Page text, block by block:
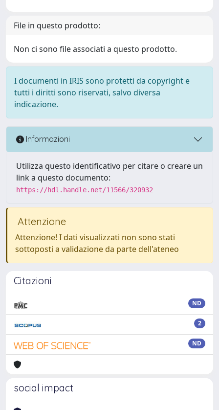
File in questo prodotto:
Non ci sono file associati a questo prodotto.
I documenti in IRIS sono protetti da copyright e
tutti i diritti sono riservati, salvo diversa
indicazione.
Informazioni
Utilizza questo identificativo per citare o creare un
link a questo documento:
https://hdl.handle.net/11566/320932
Attenzione
Attenzione! I dati visualizzati non sono stati
sottoposti a validazione da parte dell'ateneo
Citazioni
ND
2
ND
social impact